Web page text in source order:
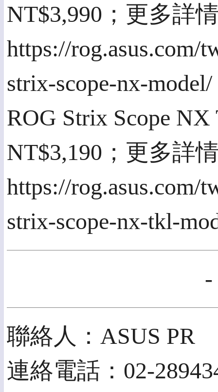
NT$3,990；更多詳
https://rog.asus.com/
strix-scope-nx-model/
ROG Strix Scope
NT$3,190；更多詳
https://rog.asus.com/
strix-scope-nx-tkl-
-
聯絡人：ASUS PR
連絡電話：02-